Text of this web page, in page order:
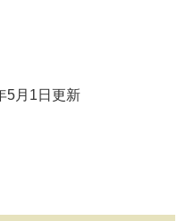
5月1日更新